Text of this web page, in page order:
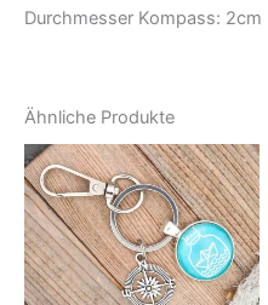
Durchmesser Kompass: 2cm
Ähnliche Produkte